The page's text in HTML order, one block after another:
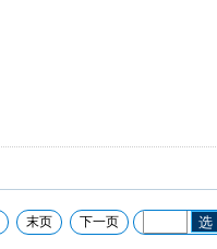
末页 下一页 选